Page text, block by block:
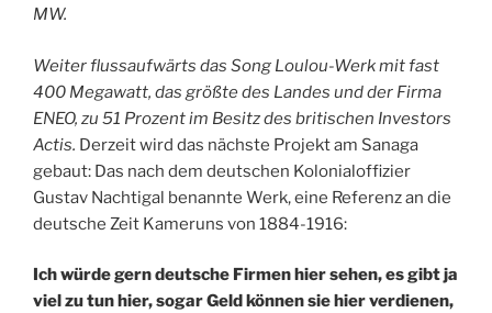
MW.
Weiter flussaufwärts das Song Loulou-Werk mit fast
400 Megawatt, das größte des Landes und der Firma
ENEO, zu 51 Prozent im Besitzdes britischen Investors
Actis. Derzeit wird das nächste Projekt am Sanaga
gebaut: Das nach dem deutschen Kolonialoffizier
Gustav Nachtigal benannte Werk, eine Referenz an die
deutsche Zeit Kameruns von 1884-1916:
Ich würde gern deutsche Firmen hier sehen, es gibt ja
viel zu tun hier, sogar Geld können sie hier verdienen,